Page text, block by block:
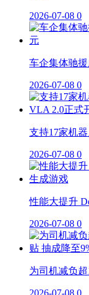
2026-07-08 0
车企集体驰
2026-07-08 0
支持17家机
2026-07-08 0
性能大提升
2026-07-08 0
为司机减负
2026-07-08 0